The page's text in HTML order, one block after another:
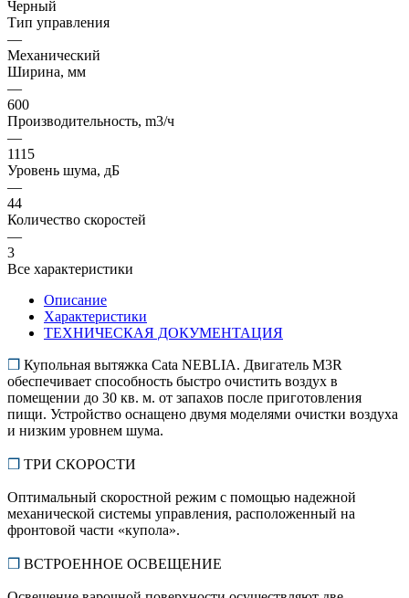
Черный
Тип управления
—
Механический
Ширина, мм
—
600
Производительность, m3/ч
—
1115
Уровень шума, дБ
—
44
Количество скоростей
—
3
Все характеристики
Описание
Характеристики
ТЕХНИЧЕСКАЯ ДОКУМЕНТАЦИЯ
❒ Купольная вытяжка Cata NEBLIA. Двигатель M3R
обеспечивает способность быстро очистить воздух в
помещении до 30 кв. м. от запахов после приготовления
пищи. Устройство оснащено двумя моделями очистки воздуха
и низким уровнем шума.
❒ ТРИ СКОРОСТИ
Оптимальный скоростной режим с помощью надежной
механической системы управления, расположенный на
фронтовой части «купола».
❒ ВСТРОЕННОЕ ОСВЕЩЕНИЕ